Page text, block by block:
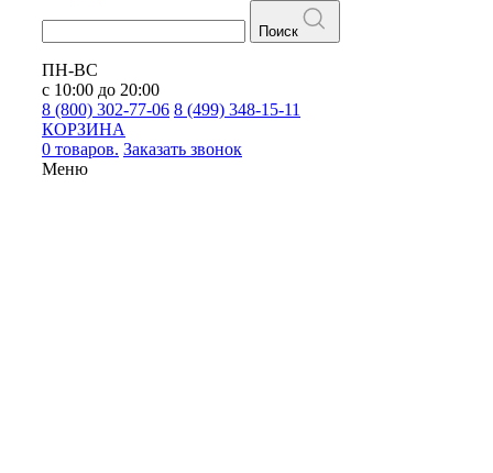
Поиск
ПН-ВС
с 10:00 до 20:00
8 (800) 302-77-06 8 (499) 348-15-11
КОРЗИНА
0 товаров. Заказать звонок
Меню